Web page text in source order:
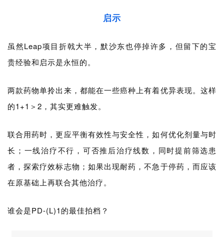
启示
虽然Leap项目折戟大半，默沙东也停掉许多，但留下的宝
贵经验和启示是永恒的。
两款药物单拎出来，都能在一些癌种上有着优异表现。这样
的1+1＞2，其实更难触发。
联合用药时，更应平衡有效性与安全性，如何优化剂量与时
长；一线治疗不行，可否推后治疗线数，同时提前筛选患
者，探索疗效标志物；如果出现耐药，不急于停药，而应该
在原基础上再联合其他治疗。
谁会是PD-(L)1的最佳拍档？